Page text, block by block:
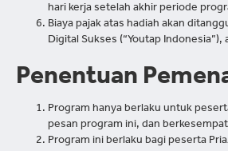
hari kerja setelah akhir periode
Biaya pajak atas hadiah akan
Digital Sukses (“Youtap Indonesia”),
Penentuan
Program hanya berlaku untuk
pesan program ini, dan
Program ini berlaku bagi peserta